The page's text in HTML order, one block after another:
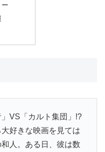
ー
」VS「カルト集団」!?
好きな映画を見ては
人。ある日、彼は数